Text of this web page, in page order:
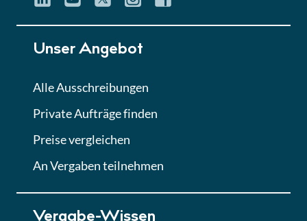
Unser Angebot
Alle Ausschreibungen
Private Aufträge finden
Preise vergleichen
An Vergaben teilnehmen